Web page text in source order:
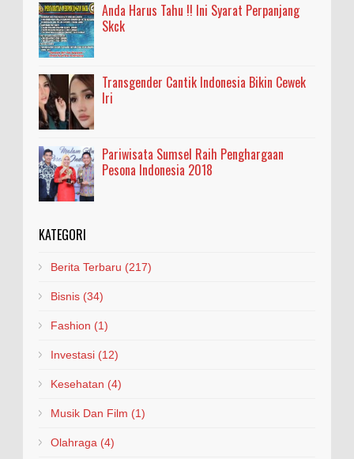
Anda Harus Tahu !! Ini Syarat Perpanjang
Skck
Transgender Cantik Indonesia Bikin Cewek
Iri
Pariwisata Sumsel Raih Penghargaan
Pesona Indonesia 2018
KATEGORI
Berita Terbaru (217)
Bisnis (34)
Fashion (1)
Investasi (12)
Kesehatan (4)
Musik Dan Film (1)
Olahraga (4)